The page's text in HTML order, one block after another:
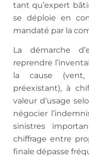
tant qu’expert
se déploie en
mandaté par la
La démarche
reprendre
la cause (vent,
préexistant), à
valeur d’usage
négocier
sinistres
chiffrage entre
finale dépasse